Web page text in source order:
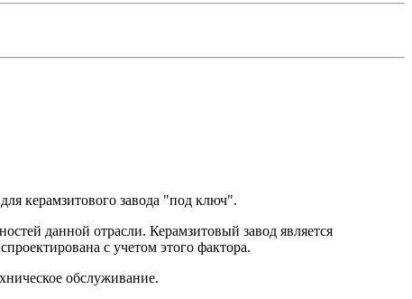
керамзитового завода "под ключ".
данной отрасли. Керамзитовый завод является
с учетом этого фактора.
обслуживание.